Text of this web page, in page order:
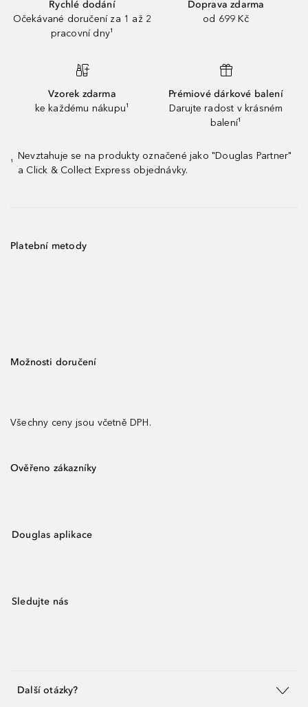
Rychlé dodání
Očekávané doručení za 1 až 2
pracovní dny¹
Doprava zdarma
od 699 Kč
Vzorek zdarma
ke každému nákupu¹
Prémiové dárkové balení
Darujte radost v krásném
balení¹
¹
Nevztahuje se na produkty označené jako "Douglas Partner"
a Click & Collect Express objednávky.
Platební metody
Možnosti doručení
Všechny ceny jsou včetně DPH.
Ověřeno zákazníky
Douglas aplikace
Sledujte nás
Další otázky?